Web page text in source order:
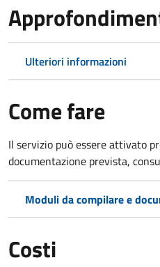
Ulteriori informazioni
Come fare
Il servizio può essere attivato
documentazione prevista,
Moduli da compilare e
Costi